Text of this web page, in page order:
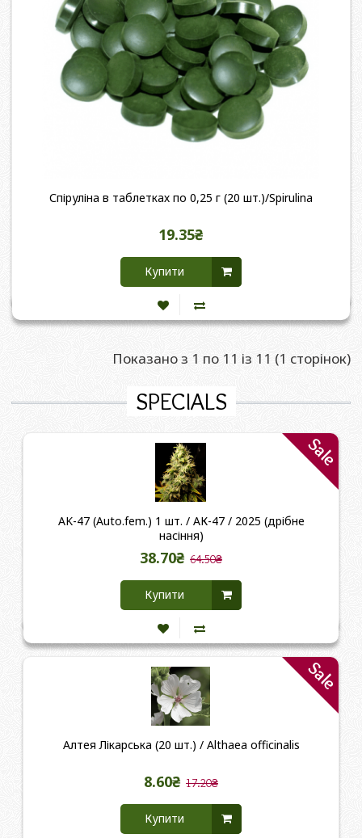
Спіруліна в таблетках по 0,25 г (20 шт.)/Spirulina
19.35₴
Купити
Показано з 1 по 11 із 11 (1 сторінок)
SPECIALS
Sale
AK-47 (Auto.fem.) 1 шт. / АК-47 / 2025 (дрібне
насіння)
38.70₴ 64.50₴
Купити
Sale
Алтея Лікарська (20 шт.) / Althaea officinalis
8.60₴ 17.20₴
Купити